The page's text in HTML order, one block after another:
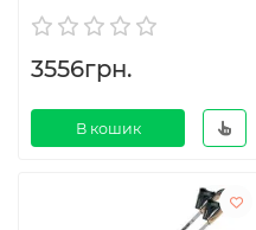
3556грн.
В кошик